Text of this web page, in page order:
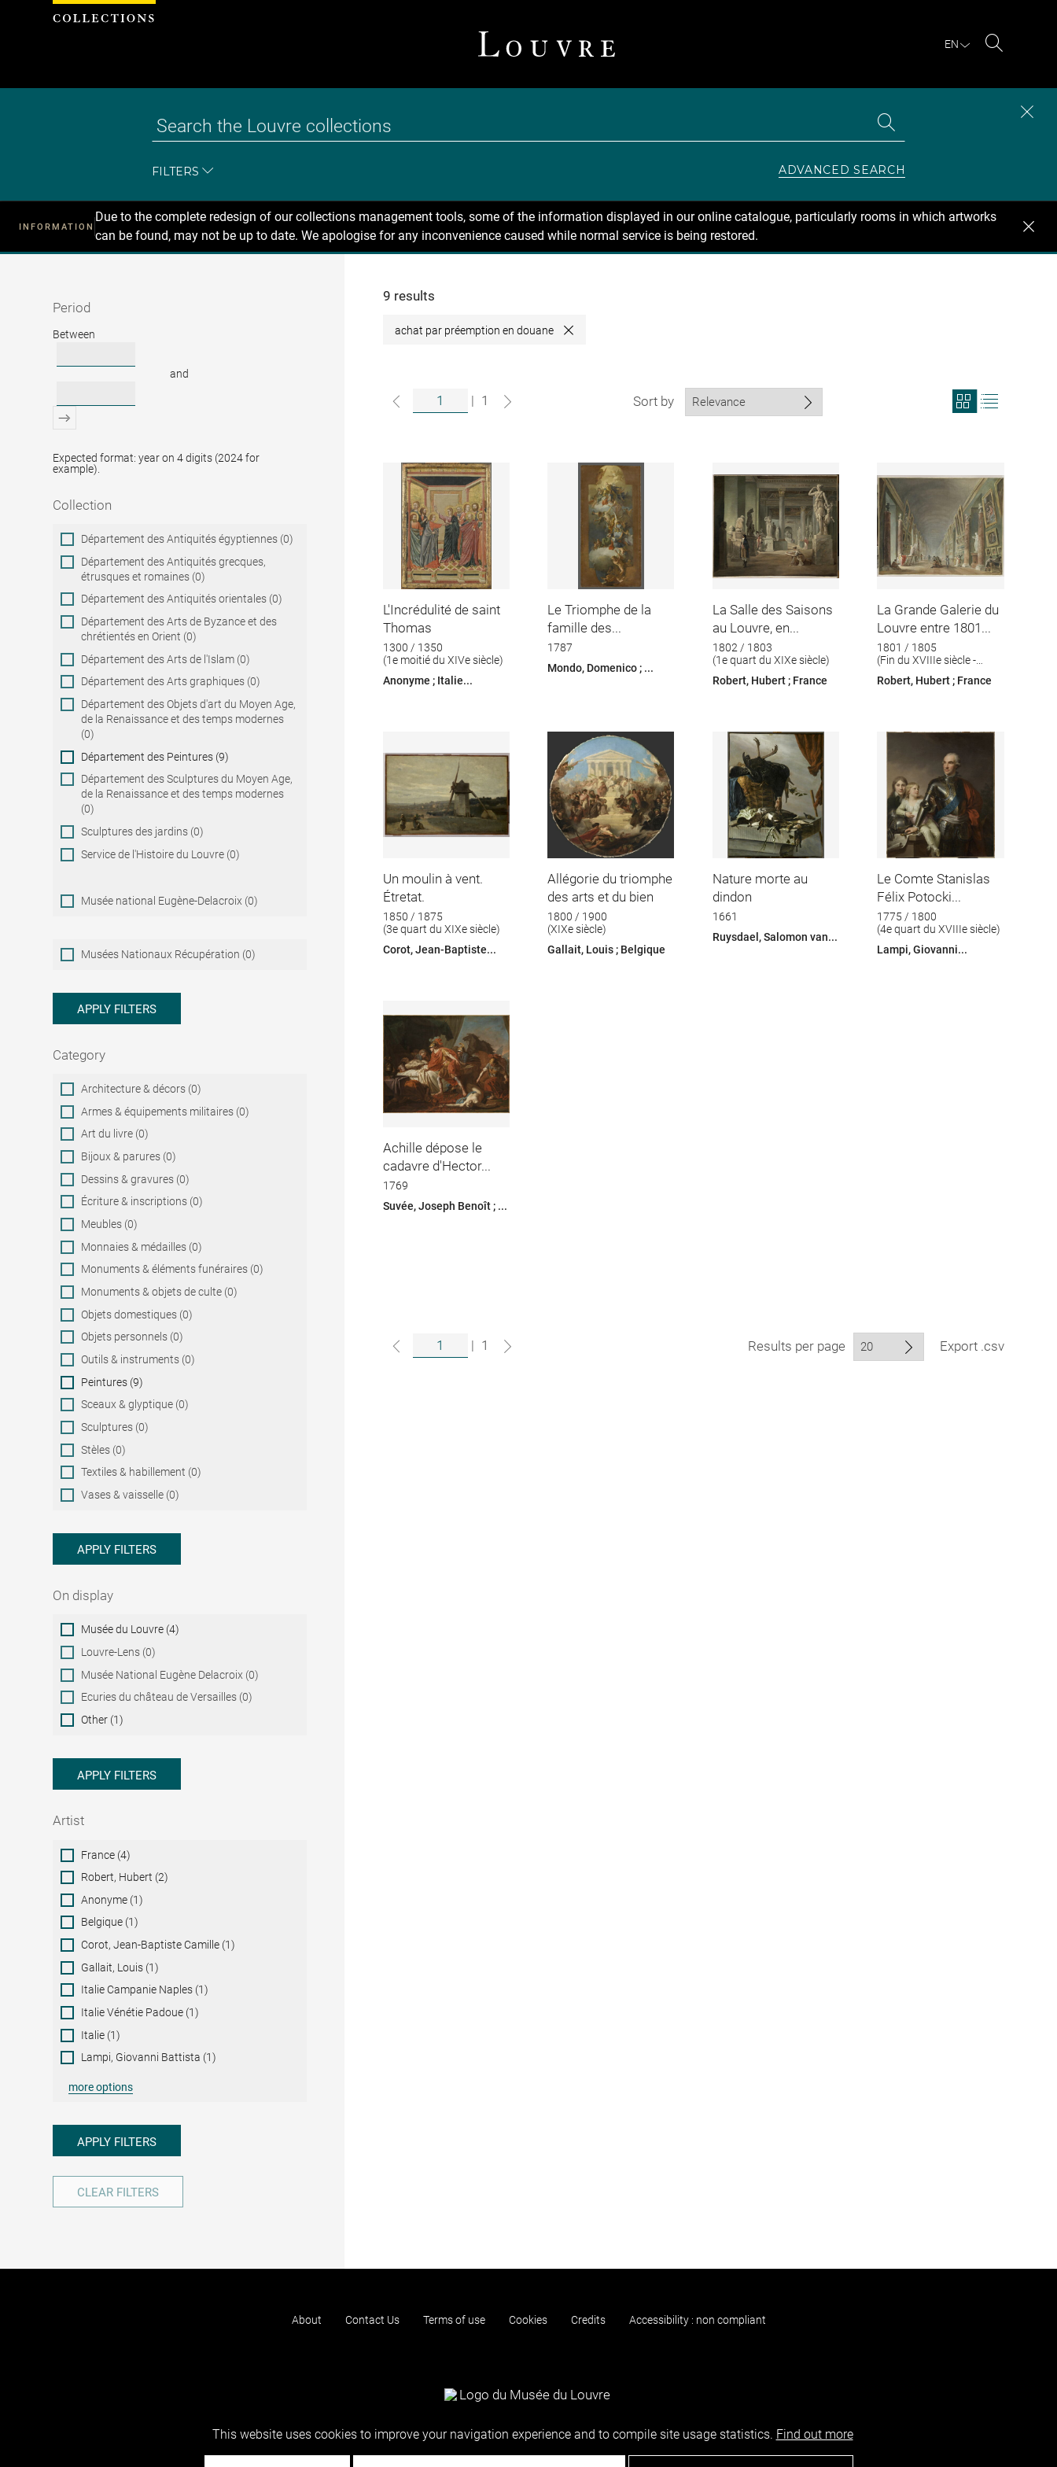
EN
FILTERS ADVANCED SEARCH
INFORMATION
Due to the complete redesign of our collections management tools, some of the information displayed in our online catalogue, particularly rooms in which artworks
can be found, may not be up to date. We apologise for any inconvenience caused while normal service is being restored.
Recherche
Period
Period
Between
and
Expected format: year on 4 digits (2024 for
example).
Collection
Collection
Département des Antiquités égyptiennes (0)
Département des Antiquités grecques,
étrusques et romaines (0)
Département des Antiquités orientales (0)
Département des Arts de Byzance et des
chrétientés en Orient (0)
Département des Arts de l'Islam (0)
Département des Arts graphiques (0)
Département des Objets d'art du Moyen Age,
de la Renaissance et des temps modernes
(0)
Département des Peintures (9)
Département des Sculptures du Moyen Age,
de la Renaissance et des temps modernes
(0)
Sculptures des jardins (0)
Service de l'Histoire du Louvre (0)
Musée national Eugène-Delacroix (0)
Musées
Nationaux
Musées Nationaux Récupération (0)
APPLY FILTERS
Category
Category
Architecture & décors (0)
Armes & équipements militaires (0)
Art du livre (0)
Bijoux & parures (0)
Dessins & gravures (0)
Écriture & inscriptions (0)
Meubles (0)
Monnaies & médailles (0)
Monuments & éléments funéraires (0)
Monuments & objets de culte (0)
Objets domestiques (0)
Objets personnels (0)
Outils & instruments (0)
Peintures (9)
Sceaux & glyptique (0)
Sculptures (0)
Stèles (0)
Textiles & habillement (0)
Vases & vaisselle (0)
APPLY FILTERS
On display
On
display
Musée du Louvre (4)
Louvre-Lens (0)
Musée National Eugène Delacroix (0)
Ecuries du château de Versailles (0)
Other (1)
APPLY FILTERS
Artist
ArtistFrance (4)
Robert, Hubert (2)
Anonyme (1)
Belgique (1)
Corot, Jean-Baptiste Camille (1)
Gallait, Louis (1)
Italie Campanie Naples (1)
Italie Vénétie Padoue (1)
Italie (1)
Lampi, Giovanni Battista (1)
more options
APPLY FILTERS
CLEAR FILTERS
9 results
achat par préemption en douane Close
| 1 Sort by
View
search
L'Incrédulité de saint
Thomas
1300 / 1350
(1e moitié du XIVe siècle)
Anonyme ; Italie...
Le Triomphe de la
famille des...
1787
Mondo, Domenico ; ...
La Salle des Saisons
au Louvre, en...
1802 / 1803
(1e quart du XIXe siècle)
Robert, Hubert ; France
La Grande Galerie du
Louvre entre 1801...
1801 / 1805
(Fin du XVIIIe siècle -
début du XIXè siècle)
Robert, Hubert ; France
Un moulin à vent.
Étretat.
1850 / 1875
(3e quart du XIXe siècle)
Corot, Jean-Baptiste...
Allégorie du triomphe
des arts et du bien
1800 / 1900
(XIXe siècle)
Gallait, Louis ; Belgique
Nature morte au
dindon
1661
Ruysdael, Salomon van...
Le Comte Stanislas
Félix Potocki...
1775 / 1800
(4e quart du XVIIIe siècle)
Lampi, Giovanni...
Achille dépose le
cadavre d'Hector...
1769
Suvée, Joseph Benoît ; ...
| 1 Results per page Export .csv
About Contact Us Terms of use Cookies Credits Accessibility : non compliant
Cookies management panel
This website uses cookies to improve your navigation experience and to compile site usage statistics. Find out more